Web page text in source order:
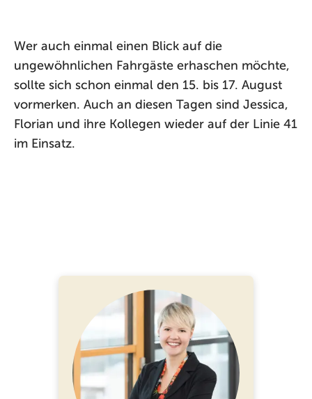
Wer auch einmal einen Blick auf die
ungewöhnlichen Fahrgäste erhaschen möchte,
sollte sich schon einmal den 15. bis 17. August
vormerken. Auch an diesen Tagen sind Jessica,
Florian und ihre Kollegen wieder auf der Linie 41
im Einsatz.